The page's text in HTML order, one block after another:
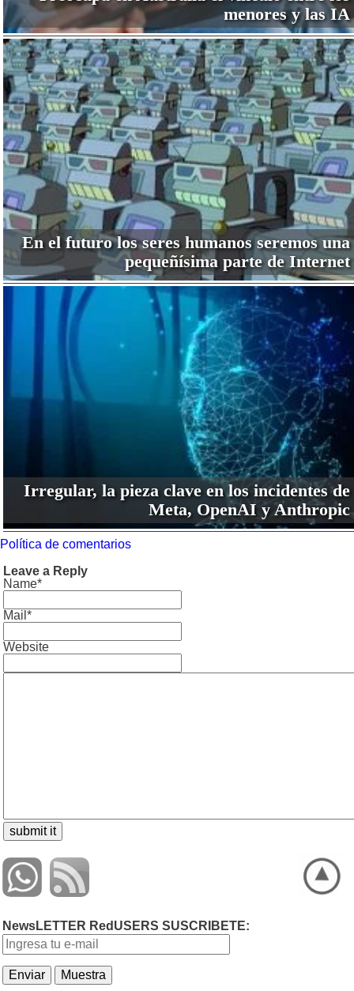
menores y las IA
En el futuro los seres humanos seremos una
pequeñísima parte de Internet
Irregular, la pieza clave en los incidentes de
Meta, OpenAI y Anthropic
Política de comentarios
Leave a Reply
Name*
Mail*
Website
NewsLETTER RedUSERS SUSCRIBETE: